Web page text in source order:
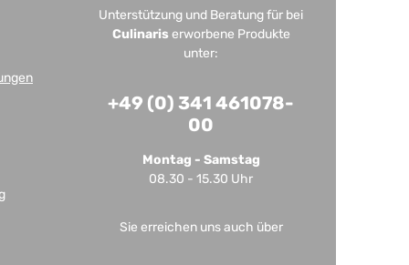
Unterstützung und Beratung für bei
Culinaris erworbene Produkte
unter:
+49 (0) 341 461078-
00
Montag - Samstag
08.30 - 15.30 Uhr
Sie erreichen uns auch über